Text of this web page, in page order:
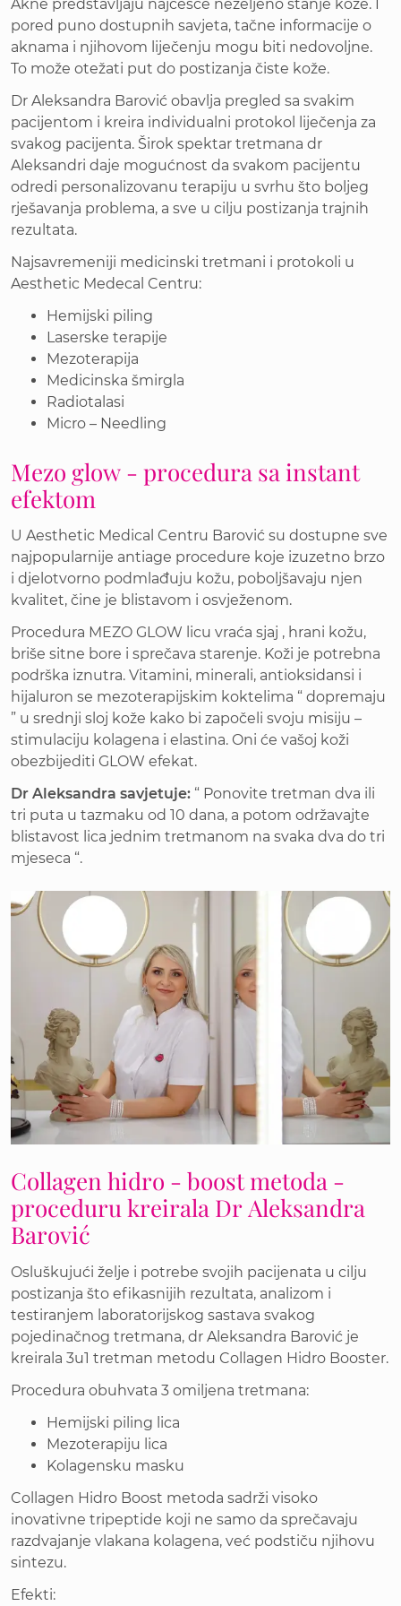
Akne predstavljaju najčešće neželjeno stanje kože. I
pored puno dostupnih savjeta, tačne informacije o
aknama i njihovom liječenju mogu biti nedovoljne.
To može otežati put do postizanja čiste kože.
Dr Aleksandra Barović obavlja pregled sa svakim
pacijentom i kreira individualni protokol liječenja za
svakog pacijenta. Širok spektar tretmana dr
Aleksandri daje mogućnost da svakom pacijentu
odredi personalizovanu terapiju u svrhu što boljeg
rješavanja problema, a sve u cilju postizanja trajnih
rezultata.
Najsavremeniji medicinski tretmani i protokoli u
Aesthetic Medecal Centru:
Hemijski piling
Laserske terapije
Mezoterapija
Medicinska šmirgla
Radiotalasi
Micro – Needling
Mezo glow - procedura sa instant
efektom
U Aesthetic Medical Centru Barović su dostupne sve
najpopularnije antiage procedure koje izuzetno brzo
i djelotvorno podmlađuju kožu, poboljšavaju njen
kvalitet, čine je blistavom i osvježenom.
Procedura MEZO GLOW licu vraća sjaj , hrani kožu,
briše sitne bore i sprečava starenje. Koži je potrebna
podrška iznutra. Vitamini, minerali, antioksidansi i
hijaluron se mezoterapijskim koktelima “ dopremaju
” u srednji sloj kože kako bi započeli svoju misiju –
stimulaciju kolagena i elastina. Oni će vašoj koži
obezbijediti GLOW efekat.
Dr Aleksandra savjetuje: “ Ponovite tretman dva ili
tri puta u tazmaku od 10 dana, a potom održavajte
blistavost lica jednim tretmanom na svaka dva do tri
mjeseca “.
Collagen hidro - boost metoda -
proceduru kreirala Dr Aleksandra
Barović
Osluškujući želje i potrebe svojih pacijenata u cilju
postizanja što efikasnijih rezultata, analizom i
testiranjem laboratorijskog sastava svakog
pojedinačnog tretmana, dr Aleksandra Barović je
kreirala 3u1 tretman metodu Collagen Hidro Booster.
Procedura obuhvata 3 omiljena tretmana:
Hemijski piling lica
Mezoterapiju lica
Kolagensku masku
Collagen Hidro Boost metoda sadrži visoko
inovativne tripeptide koji ne samo da sprečavaju
razdvajanje vlakana kolagena, već podstiču njihovu
sintezu.
Efekti: